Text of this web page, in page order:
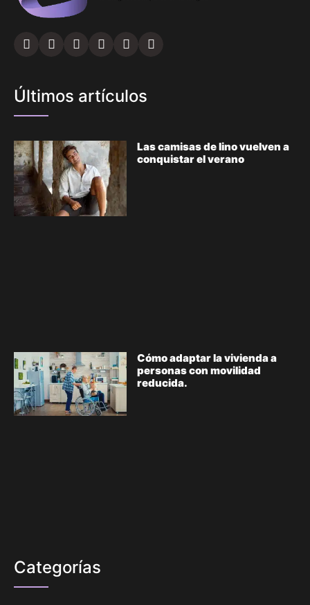
Últimos artículos
Las camisas de lino vuelven a
conquistar el verano
Cómo adaptar la vivienda a
personas con movilidad
reducida.
Categorías